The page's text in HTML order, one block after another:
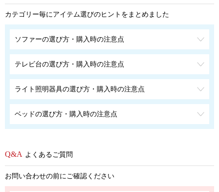
カテゴリー毎にアイテム選びのヒントをまとめました
ソファーの選び方・購入時の注意点
テレビ台の選び方・購入時の注意点
ライト照明器具の選び方・購入時の注意点
ベッドの選び方・購入時の注意点
よくあるご質問
お問い合わせの前にご確認ください